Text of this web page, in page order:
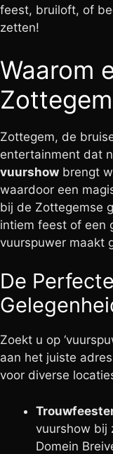
feest, bruiloft, of
zetten!
Waarom
Zottegem, de
entertainment dat
vuurshow brengt
waardoor een
bij de Zottegemse
intiem feest of een
vuurspuwer maakt
De
Zoekt u op
aan het juiste
voor diverse
vuurshow bij
Domein